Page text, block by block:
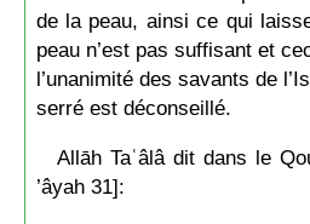
de la peau, ainsi ce qui
peau n’est pas suffisant et
l’unanimité des savants de
serré est déconseillé.
Allāh Taʿâlâ dit dans le
’âyah 31]: